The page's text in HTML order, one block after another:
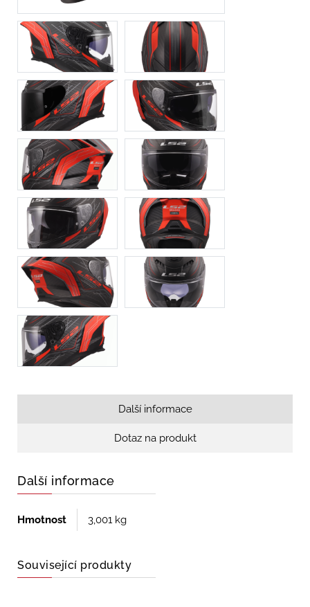
Další informace
Dotaz na produkt
Další informace
Hmotnost 3,001 kg
Související produkty